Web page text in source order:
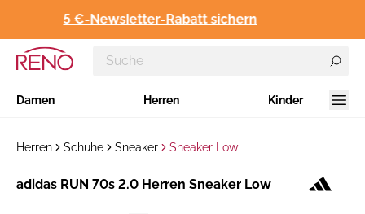
5 €-Newsletter-Rabatt sichern
Damen Herren Kinder
Herren Schuhe Sneaker Sneaker Low
Hersteller:
adidas RUN 70s 2.0 Herren Sneaker Low